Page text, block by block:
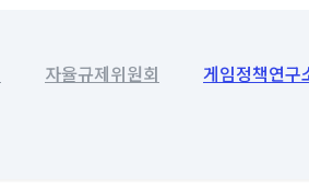
자율규제위원회 게임정책연구